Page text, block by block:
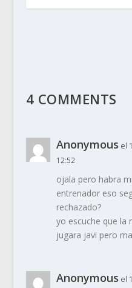
4 COMMENTS
Anonymous el
12:52
ojala pero habra
entrenador eso
rechazado?
yo escuche que la
jugara javi pero
Anonymous el